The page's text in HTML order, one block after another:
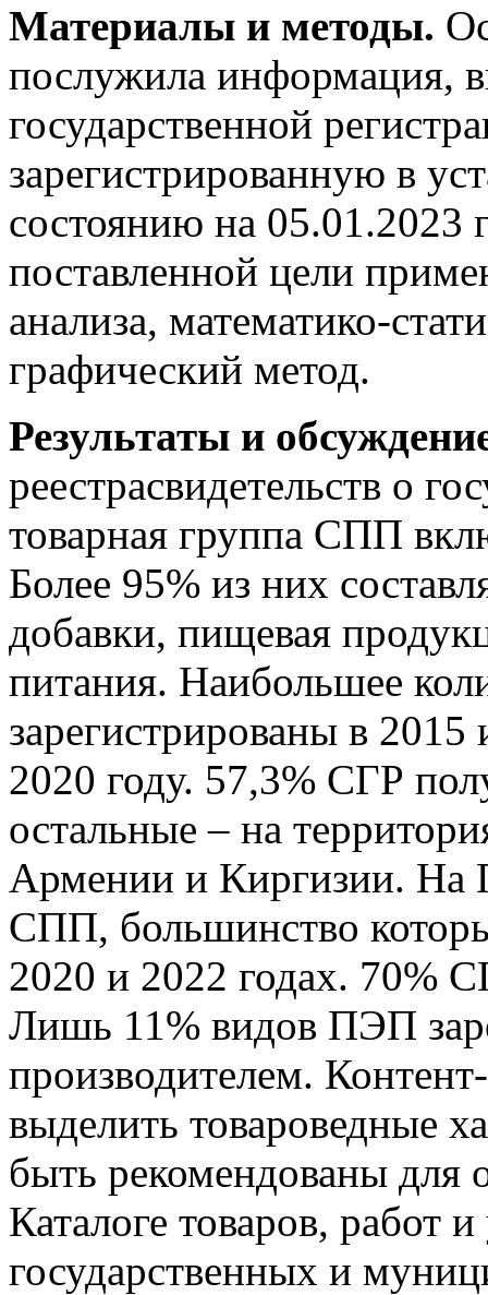
Материалы и методы.
послужила информация,
государственной
зарегистрированную в
состоянию на 05.01.2023
поставленной цели
анализа, математико-
графический метод.
Результаты и
реестрасвидетельств о
товарная группа СПП
Более 95% из них
добавки, пищевая
питания. Наибольшее
зарегистрированы в
2020 году. 57,3% СГР
остальные – на
Армении и Киргизии. На
СПП, большинство
2020 и 2022 годах. 70%
Лишь 11% видов ПЭП
производителем.
выделить товароведные
быть рекомендованы для
Каталоге товаров, работ
государственных и